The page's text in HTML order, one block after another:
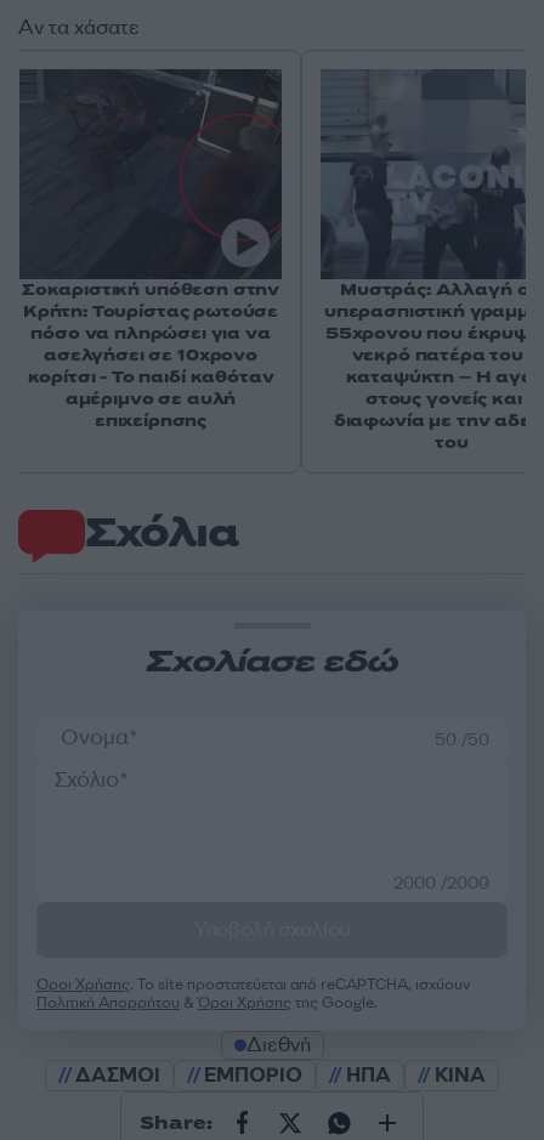
Σχόλια
Σχολίασε εδώ
50 /50
2000 /2000
Όροι Χρήσης. Το site προστατεύεται από reCAPTCHA, ισχύουν
Πολιτική Απορρήτου &Όροι Χρήσης της Google.
Διεθνή
ΔΑΣΜΟΙ
ΕΜΠΟΡΙΟ ΗΠΑ ΚΙΝΑ
Share:
Αν τα χάσατε
Σοκαριστική υπόθεση στην
Κρήτη: Τουρίστας ρωτούσε
πόσο να πληρώσει για να
ασελγήσει σε 10χρονο
κορίτσι - Το παιδί καθόταν
αμέριμνο σε αυλή
επιχείρησης
Μυστράς: Αλλαγή
υπερασπιστική
55χρονου που έκρυψε
νεκρό πατέρα του
καταψύκτη – Η
στους γονείς και η
διαφωνία με την
του